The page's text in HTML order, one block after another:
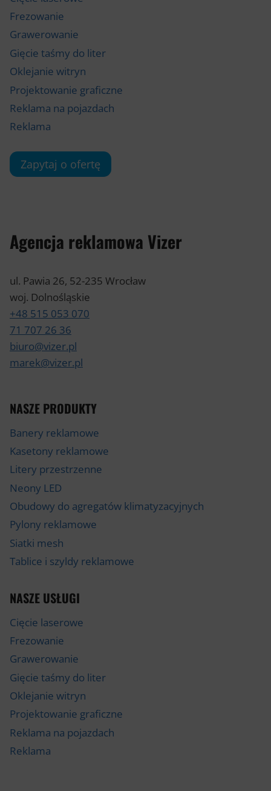
Frezowanie
Grawerowanie
Gięcie taśmy do liter
Oklejanie witryn
Projektowanie graficzne
Reklama na pojazdach
Reklama
Zapytaj o ofertę
Agencja reklamowa Vizer
ul. Pawia 26, 52-235 Wrocław
woj. Dolnośląskie
+48 515 053 070
71 707 26 36
biuro@vizer.pl
marek@vizer.pl
NASZE PRODUKTY
Banery reklamowe
Kasetony reklamowe
Litery przestrzenne
Neony LED
Obudowy do agregatów klimatyzacyjnych
Pylony reklamowe
Siatki mesh
Tablice i szyldy reklamowe
NASZE USŁUGI
Cięcie laserowe
Frezowanie
Grawerowanie
Gięcie taśmy do liter
Oklejanie witryn
Projektowanie graficzne
Reklama na pojazdach
Reklama